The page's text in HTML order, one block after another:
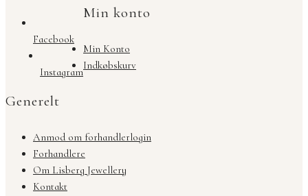
Facebook
Instagram
Min konto
Min Konto
Indkøbskurv
Generelt
Anmod om forhandlerlogin
Forhandlere
Om Lisberg Jewellery
Kontakt